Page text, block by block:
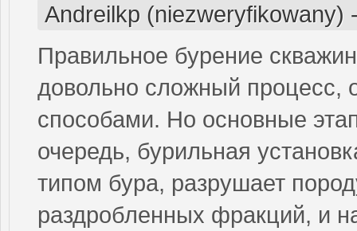
Andreilkp (niezweryfikowany)
Правильное бурение
довольно сложный процесс,
способами. Но основные
очередь, бурильная
типом бура, разрушает
раздробленных фракций, и